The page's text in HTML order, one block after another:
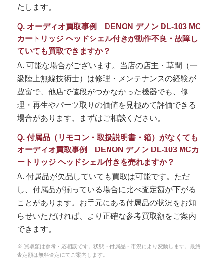
たします。
Q. オーディオ買取事例 DENON デノン DL-103 MC
カートリッジ ヘッドシェル付きが動作不良・故障し
ていても買取できますか？
A. 可能な場合がございます。当店の店主・草間（一
級陸上無線技術士）は修理・メンテナンスの経験が
豊富で、他店で値段がつかなかった機器でも、修
理・再生やパーツ取りの価値を見極めて評価できる
場合があります。まずはご相談ください。
Q. 付属品（リモコン・取扱説明書・箱）がなくても
オーディオ買取事例 DENON デノン DL-103 MCカ
ートリッジ ヘッドシェル付きを売れますか？
A. 付属品が欠品していても買取は可能です。ただ
し、付属品が揃っている場合に比べ査定額が下がる
ことがあります。お手元にある付属品の状況をお知
らせいただければ、より正確な参考買取額をご案内
できます。
※ 買取額は参考・応相談です。状態・付属品・市況により変動します。最終
査定額は無料査定にてご案内します。